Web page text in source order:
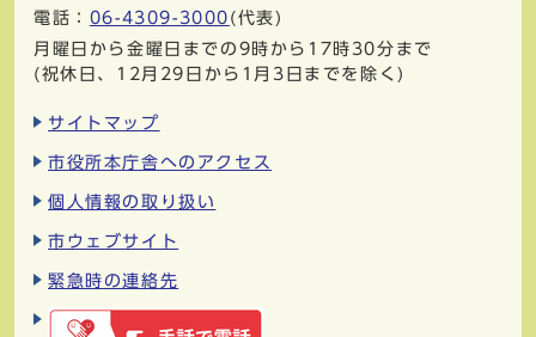
電話： 06-4309-3000 (代表)
月曜日から金曜日までの9時から17時30分まで
(祝休日、12月29日から1月3日までを除く)
サイトマップ
市役所本庁舎へのアクセス
個人情報の取り扱い
市ウェブサイト
緊急時の連絡先